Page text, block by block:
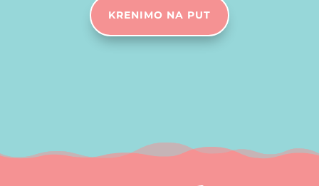
KRENIMO NA PUT